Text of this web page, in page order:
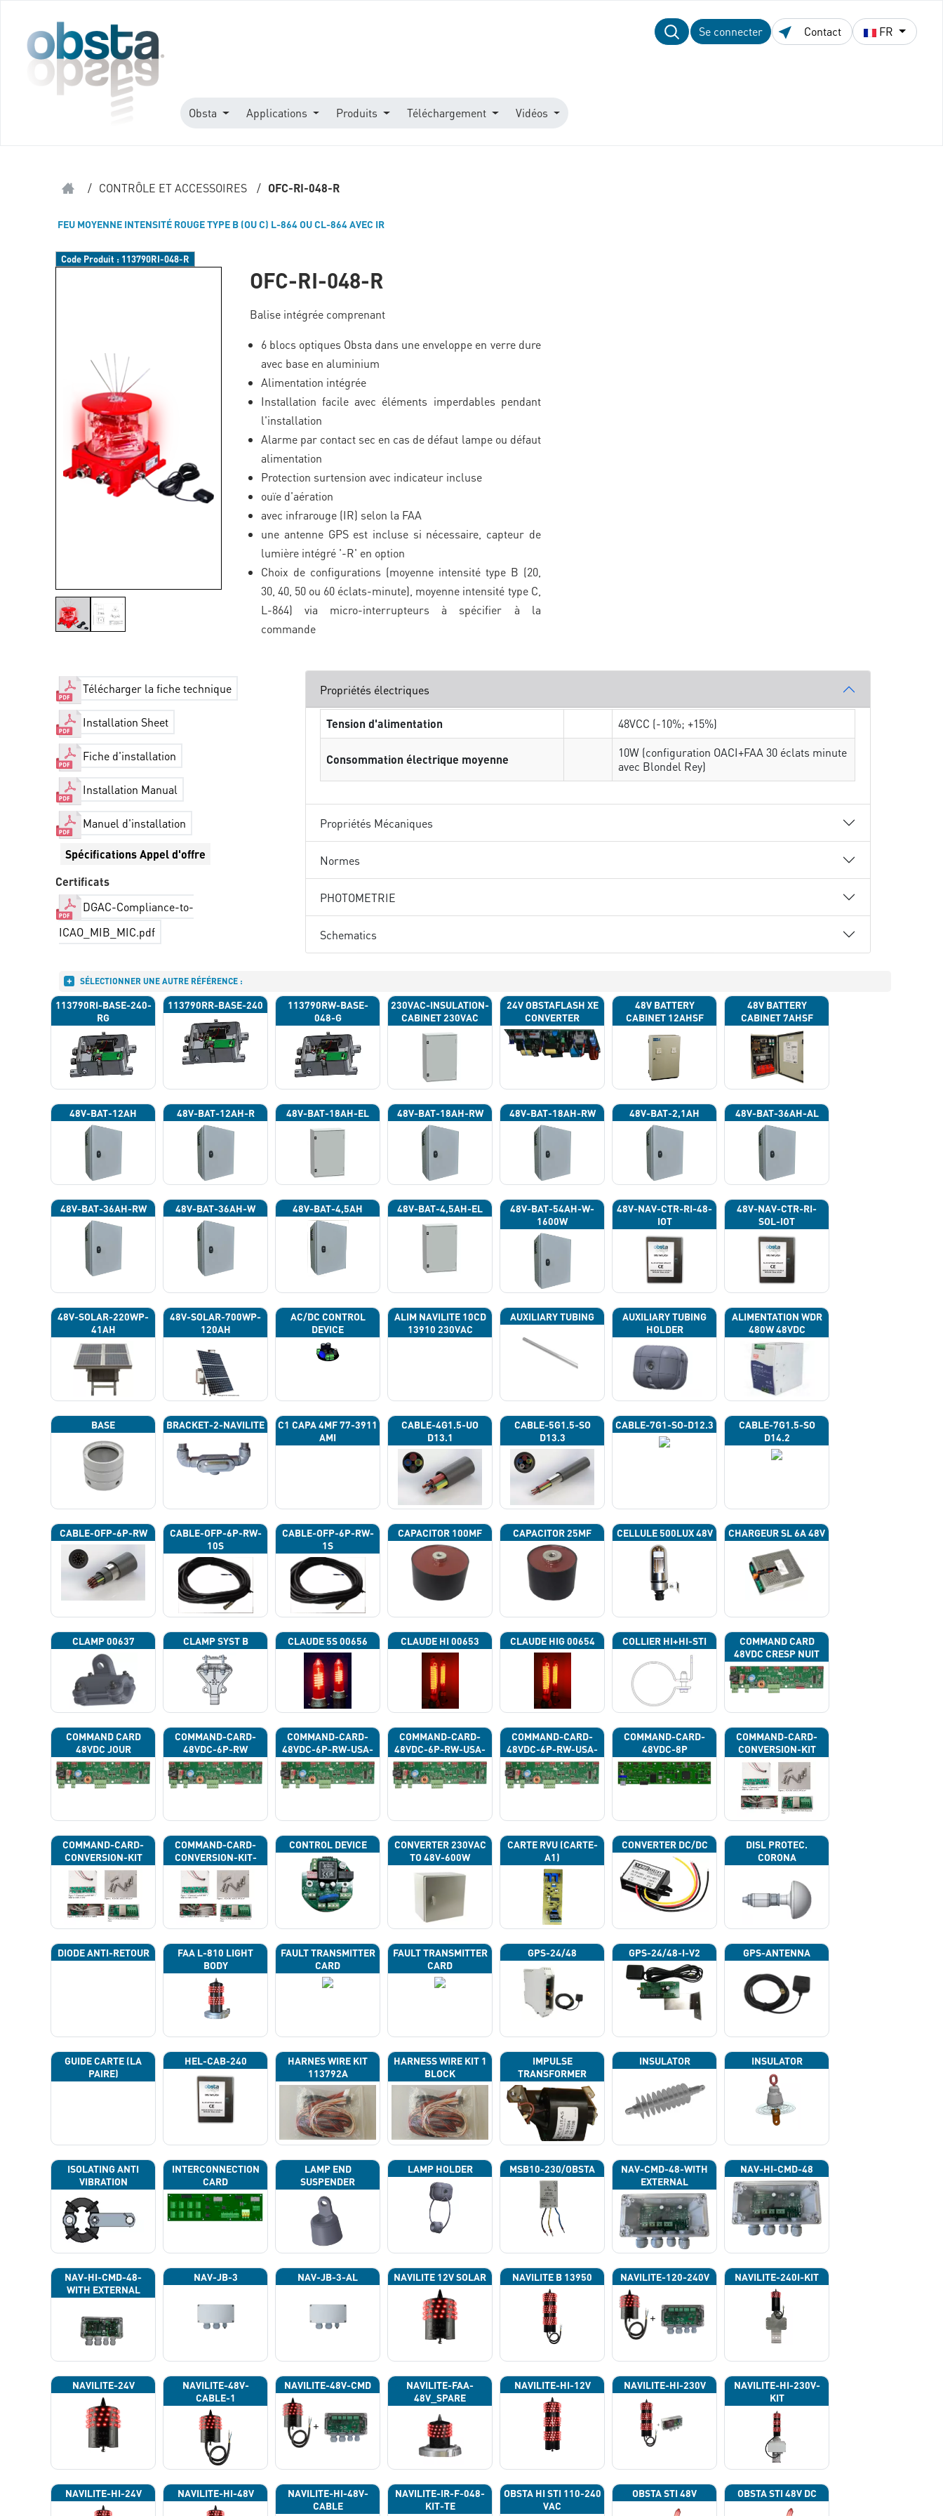
Se connecter Contact FR
Obsta Applications Produits Téléchargement Vidéos
/ CONTRÔLE ET ACCESSOIRES / OFC-RI-048-R
FEU MOYENNE INTENSITÉ ROUGE TYPE B (OU C) L-864 OU CL-864 AVEC IR
Code Produit : 113790RI-048-R
OFC-RI-048-R
Balise intégrée comprenant
6 blocs optiques Obsta dans une enveloppe en verre dure
avec base en aluminium
Alimentation intégrée
Installation facile avec éléments imperdables pendant
l'installation
Alarme par contact sec en cas de défaut lampe ou défaut
alimentation
Protection surtension avec indicateur incluse
ouïe d'aération
avec infrarouge (IR) selon la FAA
une antenne GPS est incluse si nécessaire, capteur de
lumière intégré '-R' en option
Choix de configurations (moyenne intensité type B (20,
30, 40, 50 ou 60 éclats-minute), moyenne intensité type C,
L-864) via micro-interrupteurs à spécifier à la
commande
Télécharger la fiche technique
Installation Sheet
Fiche d'installation
Installation Manual
Manuel d'installation
Spécifications Appel d'offre
Certificats
DGAC-Compliance-to-
ICAO_MIB_MIC.pdf
Propriétés électriques
Tension d'alimentation 48VCC (-10%; +15%)
Consommation électrique moyenne
10W (configuration OACI+FAA 30 éclats minute
avec Blondel Rey)
Propriétés Mécaniques
Normes
PHOTOMETRIE
Schematics
SÉLECTIONNER UNE AUTRE RÉFÉRENCE :
113790RI-BASE-240-
RG
113790RR-BASE-240
113790RW-BASE-
048-G
230VAC-INSULATION-
CABINET 230VAC
24V OBSTAFLASH XE
CONVERTER
48V BATTERY
CABINET 12AHSF
(INPUT POWER
220VAC)
48V BATTERY
CABINET 7AHSF
(INPUT POWER
220VAC)
48V-BAT-12AH 48V-BAT-12AH-R 48V-BAT-18AH-EL 48V-BAT-18AH-RW 48V-BAT-18AH-RW 48V-BAT-2,1AH 48V-BAT-36AH-AL
48V-BAT-36AH-RW 48V-BAT-36AH-W 48V-BAT-4,5AH 48V-BAT-4,5AH-EL
48V-BAT-54AH-W-
1600W
48V-NAV-CTR-RI-48-
IOT
48V-NAV-CTR-RI-
SOL-IOT
48V-SOLAR-220WP-
41AH
48V-SOLAR-700WP-
120AH
AC/DC CONTROL
DEVICE
ALIM NAVILITE 10CD
13910 230VAC
AUXILIARY TUBING
AUXILIARY TUBING
HOLDER
ALIMENTATION WDR
480W 48VDC
BASE BRACKET-2-NAVILITE
C1 CAPA 4ΜF 77-3911
AMI
CABLE-4G1.5-UO
D13.1
CABLE-5G1.5-SO
D13.3
CABLE-7G1-SO-D12.3
CABLE-7G1.5-SO
D14.2
CABLE-OFP-6P-RW
CABLE-OFP-6P-RW-
10S
CABLE-OFP-6P-RW-
1S
CAPACITOR 100ΜF CAPACITOR 25ΜF CELLULE 500LUX 48V CHARGEUR SL 6A 48V
CLAMP 00637 CLAMP SYST B CLAUDE 5S 00656 CLAUDE HI 00653 CLAUDE HIG 00654 COLLIER HI+HI-STI
COMMAND CARD
48VDC CRESP NUIT
COMMAND CARD
48VDC JOUR
COMMAND-CARD-
48VDC-6P-RW
COMMAND-CARD-
48VDC-6P-RW-USA-
43G
COMMAND-CARD-
48VDC-6P-RW-USA-
43H
COMMAND-CARD-
48VDC-6P-RW-USA-
43J
COMMAND-CARD-
48VDC-8P
COMMAND-CARD-
CONVERSION-KIT
COMMAND-CARD-
CONVERSION-KIT
COMMAND-CARD-
CONVERSION-KIT-
CAN
CONTROL DEVICE
CONVERTER 230VAC
TO 48V-600W
CARTE RVU (CARTE-
A1)
CONVERTER DC/DC
DISL PROTEC.
CORONA
DIODE ANTI-RETOUR
FAA L-810 LIGHT
BODY
FAULT TRANSMITTER
CARD
FAULT TRANSMITTER
CARD
GPS-24/48 GPS-24/48-I-V2 GPS-ANTENNA
GUIDE CARTE (LA
PAIRE)
HEL-CAB-240
HARNES WIRE KIT
113792A
HARNESS WIRE KIT 1
BLOCK
IMPULSE
TRANSFORMER
INSULATOR INSULATOR
ISOLATING ANTI
VIBRATION
INTERCONNECTION
CARD
LAMP END
SUSPENDER
LAMP HOLDER MSB10-230/OBSTA
NAV-CMD-48-WITH
EXTERNAL
PHOTOCELL 13133
NAV-HI-CMD-48
NAV-HI-CMD-48-
WITH EXTERNAL
PHOTOCELL 13133
NAV-JB-3 NAV-JB-3-AL NAVILITE 12V SOLAR NAVILITE B 13950 NAVILITE-120-240V NAVILITE-240I-KIT
NAVILITE-24V
NAVILITE-48V-
CABLE-1
NAVILITE-48V-CMD
NAVILITE-FAA-
48V_SPARE
NAVILITE-HI-12V NAVILITE-HI-230V
NAVILITE-HI-230V-
KIT
NAVILITE-HI-24V NAVILITE-HI-48V
NAVILITE-HI-48V-
CABLE
NAVILITE-IR-F-048-
KIT-TE
OBSTA HI STI 110-240
VAC
OBSTA STI 48V OBSTA STI 48V DC